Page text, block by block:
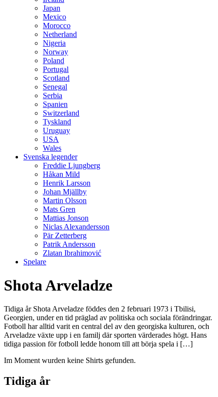
Japan
Mexico
Morocco
Netherland
Nigeria
Norway
Poland
Portugal
Scotland
Senegal
Serbia
Spanien
Switzerland
Tyskland
Uruguay
USA
Wales
Svenska legender
Freddie Ljungberg
Håkan Mild
Henrik Larsson
Johan Mjällby
Martin Olsson
Mats Gren
Mattias Jonson
Niclas Alexandersson
Pär Zetterberg
Patrik Andersson
Zlatan Ibrahimović
Spelare
Shota Arveladze
Tidiga år Shota Arveladze föddes den 2 februari 1973 i Tbilisi,
Georgien, under en tid präglad av politiska och sociala förändringar.
Fotboll har alltid varit en central del av den georgiska kulturen, och
Arveladze växte upp i en familj där sporten värderades högt. Hans
tidiga passion för fotboll ledde honom till att börja spela i […]
Im Moment wurden keine Shirts gefunden.
Tidiga år